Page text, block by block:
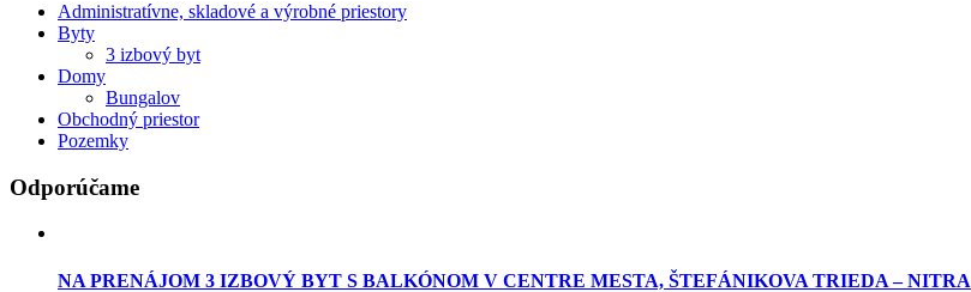
Administratívne, skladové a výrobné priestory
Byty
3 izbový byt
Domy
Bungalov
Obchodný priestor
Pozemky
Odporúčame
NA PRENÁJOM 3 IZBOVÝ BYT S BALKÓNOM V CENTRE MESTA, ŠTEFÁNIKOVA TRIEDA – NITRA